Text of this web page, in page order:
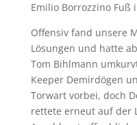
Emilio Borrozzino Fuß
Offensiv fand unsere
Lösungen und hatte
Tom Bihlmann
Keeper Demirdögen
Torwart vorbei, doch
rettete erneut auf der